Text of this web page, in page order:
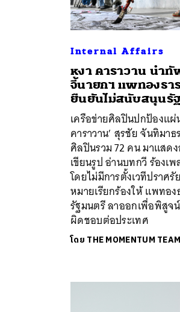
Internal Affairs
หงา คาราวาน นำ
จี้นายกฯ แพทองธา
ยืนยันไม่สนับสนุนรั
เครือข่ายศิลปินปกป้องแผ่
คาราวาน’ สุรชัย จันทิมา
ศิลปินรวม 72 คน มาแส
เขียนรูป อ่านบทกวี ร้องเ
โดยไม่มีการตั้งเวทีปราศ
หมายเรียกร้องให้ แพทอ
รัฐมนตรี ลาออกเพื่อพิสูจ
ผิดชอบต่อประเทศ
โดย THE MOMENTUM TEAM